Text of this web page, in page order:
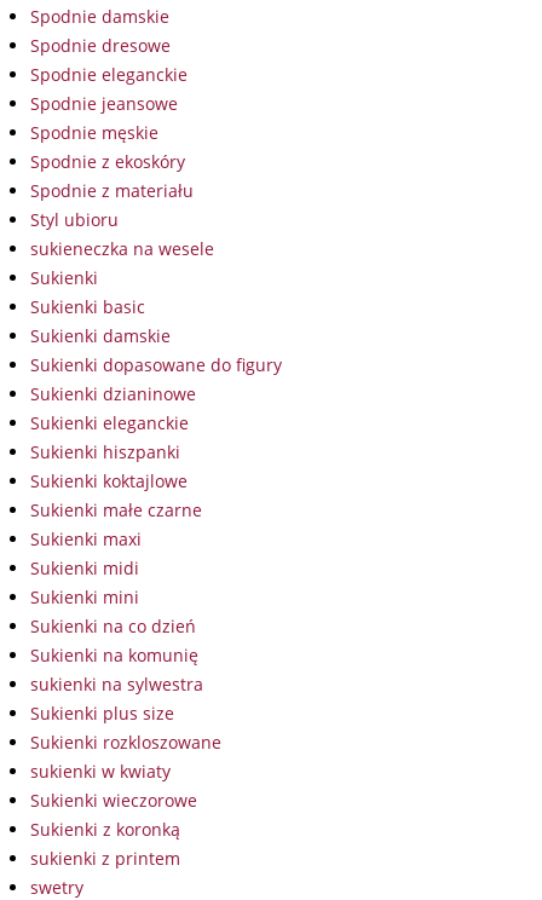
Spodnie damskie
Spodnie dresowe
Spodnie eleganckie
Spodnie jeansowe
Spodnie męskie
Spodnie z ekoskóry
Spodnie z materiału
Styl ubioru
sukieneczka na wesele
Sukienki
Sukienki basic
Sukienki damskie
Sukienki dopasowane do figury
Sukienki dzianinowe
Sukienki eleganckie
Sukienki hiszpanki
Sukienki koktajlowe
Sukienki małe czarne
Sukienki maxi
Sukienki midi
Sukienki mini
Sukienki na co dzień
Sukienki na komunię
sukienki na sylwestra
Sukienki plus size
Sukienki rozkloszowane
sukienki w kwiaty
Sukienki wieczorowe
Sukienki z koronką
sukienki z printem
swetry